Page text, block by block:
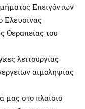
Επειγόντων
Ελευσίνας
Θεραπείας του
λειτουργίας
αιμοληψίας
μας στο πλαίσιο